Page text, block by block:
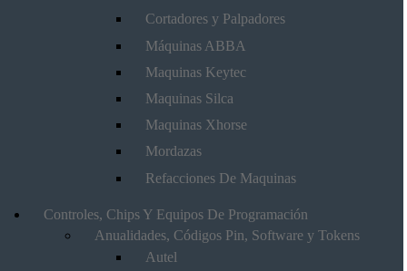
Cortadores y Palpadores
Máquinas ABBA
Maquinas Keytec
Maquinas Silca
Maquinas Xhorse
Mordazas
Refacciones De Maquinas
Controles, Chips Y Equipos De Programación
Anualidades, Códigos Pin, Software y Tokens
Autel